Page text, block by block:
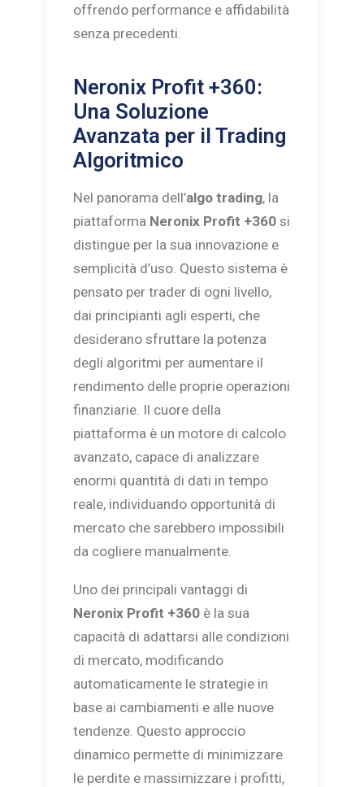
offrendo performance e affidabilità
senza precedenti.
Neronix Profit +360:
Una Soluzione
Avanzata per il Trading
Algoritmico
Nel panorama dell’algo trading, la
piattaforma Neronix Profit +360 si
distingue per la sua innovazione e
semplicità d’uso. Questo sistema è
pensato per trader di ogni livello,
dai principianti agli esperti, che
desiderano sfruttare la potenza
degli algoritmi per aumentare il
rendimento delle proprie operazioni
finanziarie. Il cuore della
piattaforma è un motore di calcolo
avanzato, capace di analizzare
enormi quantità di dati in tempo
reale, individuando opportunità di
mercato che sarebbero impossibili
da cogliere manualmente.
Uno dei principali vantaggi di
Neronix Profit +360 è la sua
capacità di adattarsi alle condizioni
di mercato, modificando
automaticamente le strategie in
base ai cambiamenti e alle nuove
tendenze. Questo approccio
dinamico permette di minimizzare
le perdite e massimizzare i profitti,